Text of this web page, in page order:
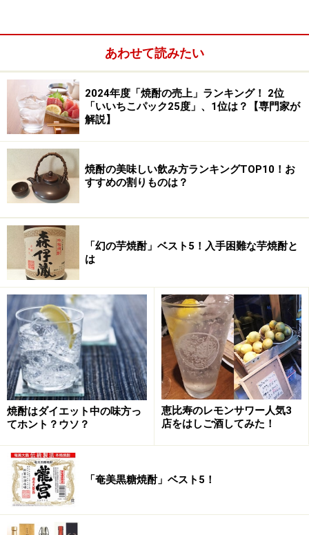
４、リッチ＆キャラクタータイプ
もっとも重厚で個性的な風味。蜂蜜のような凝縮感、焼
き芋やキャラメルのような香ばしさがあり「濃厚さ」
「個性的」がキーワード。特別な製法や熟成方法で作ら
れたものが多く、初留取りなどもこのカテゴリー。濃厚
な料理との相性もいい。通好みで、高価なもの、希少性
の高いものもある。
（NPO法人FBO（料飲専門家団体連合会）テキスト「焼
酎の基」より）
この4タイプ別にそれぞれのベスト商品を具体的にあげ
ていこう。ここでは、「ライトタイプ」の5つを紹介。
初心者や女性、はじめの一杯、軽めの料理とともにどう
ぞ。
5位：あずま小町（千葉）
あわせて読みたい
2024年度「焼酎の売上」ランキング！ 2位
「いいちこパック25度」、1位は？【専門家が
解説】
焼酎の美味しい飲み方ランキングTOP10！お
すすめの割りものは？
「幻の芋焼酎」ベスト5！入手困難な芋焼酎と
は
焼酎はダイエット中の味方っ
てホント？ウソ？
恵比寿のレモンサワー人気3
店をはしご酒してみた！
「奄美黒糖焼酎」ベスト5！